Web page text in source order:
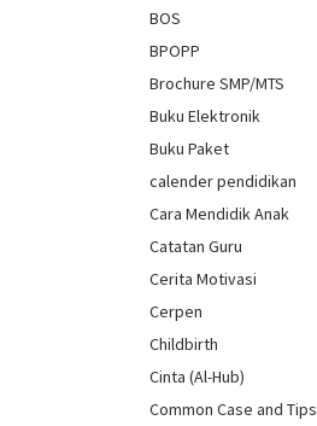
BOS
BPOPP
Brochure SMP/MTS
Buku Elektronik
Buku Paket
calender pendidikan
Cara Mendidik Anak
Catatan Guru
Cerita Motivasi
Cerpen
Childbirth
Cinta (Al-Hub)
Common Case and Tips